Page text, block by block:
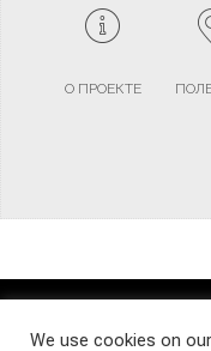
О ПРОЕКТЕ
TERMS AND
We use cookies on